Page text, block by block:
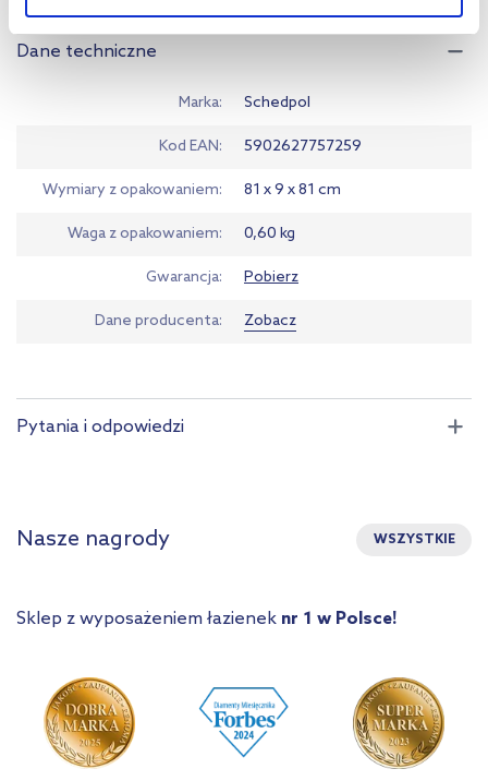
Aby uzyskać więcej informacji na temat plików plików cookie,
informacji na temat plików cookie i tego, dlaczego ich przepisy,
Standard.
Dane techniczne
Marka Schedpol
Kod EAN 5902627757259
Wymiary z opakowaniem 81 x 9 x 81 cm
Waga z opakowaniem 0,60 kg
Gwarancja Pobierz
Dane producenta Zobacz
Pytania i odpowiedzi
Nasze nagrody WSZYSTKIE
Sklep z wyposażeniem łazienek nr 1 w Polsce!